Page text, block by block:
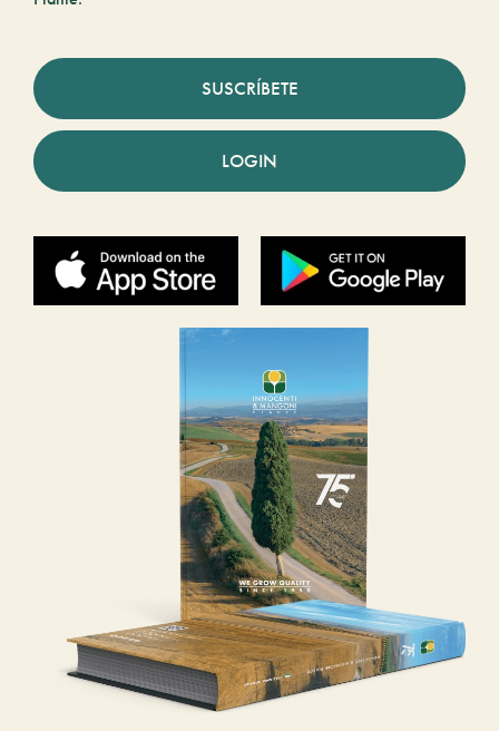
SUSCRÍBETE
LOGIN